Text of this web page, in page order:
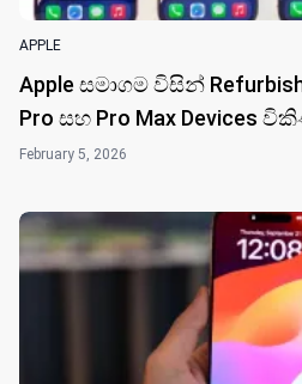
APPLE
Apple සමාගම විසින්
Pro සහ Pro Max Devices
February 5, 2026